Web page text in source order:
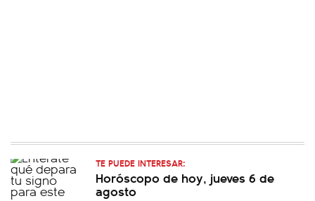
TE PUEDE INTERESAR:
Horóscopo de hoy, jueves 6 de
agosto